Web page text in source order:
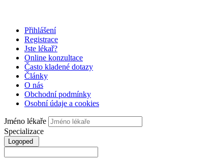
Přihlášení
Registrace
Jste lékař?
Online konzultace
Často kladené dotazy
Články
O nás
Obchodní podmínky
Osobní údaje a cookies
Jméno lékaře
Specializace
Logoped